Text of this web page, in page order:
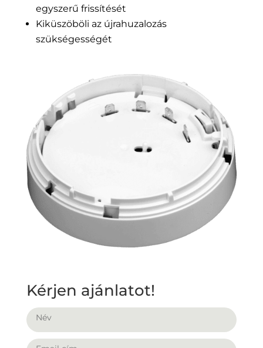
egyszerű frissítését
Kiküszöböli az újrahuzalozás
szükségességét
Kérjen ajánlatot!